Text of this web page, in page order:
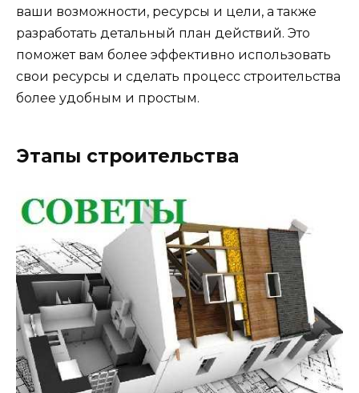
ваши возможности, ресурсы и цели, а также
разработать детальный план действий. Это
поможет вам более эффективно использовать
свои ресурсы и сделать процесс строительства
более удобным и простым.
Этапы строительства